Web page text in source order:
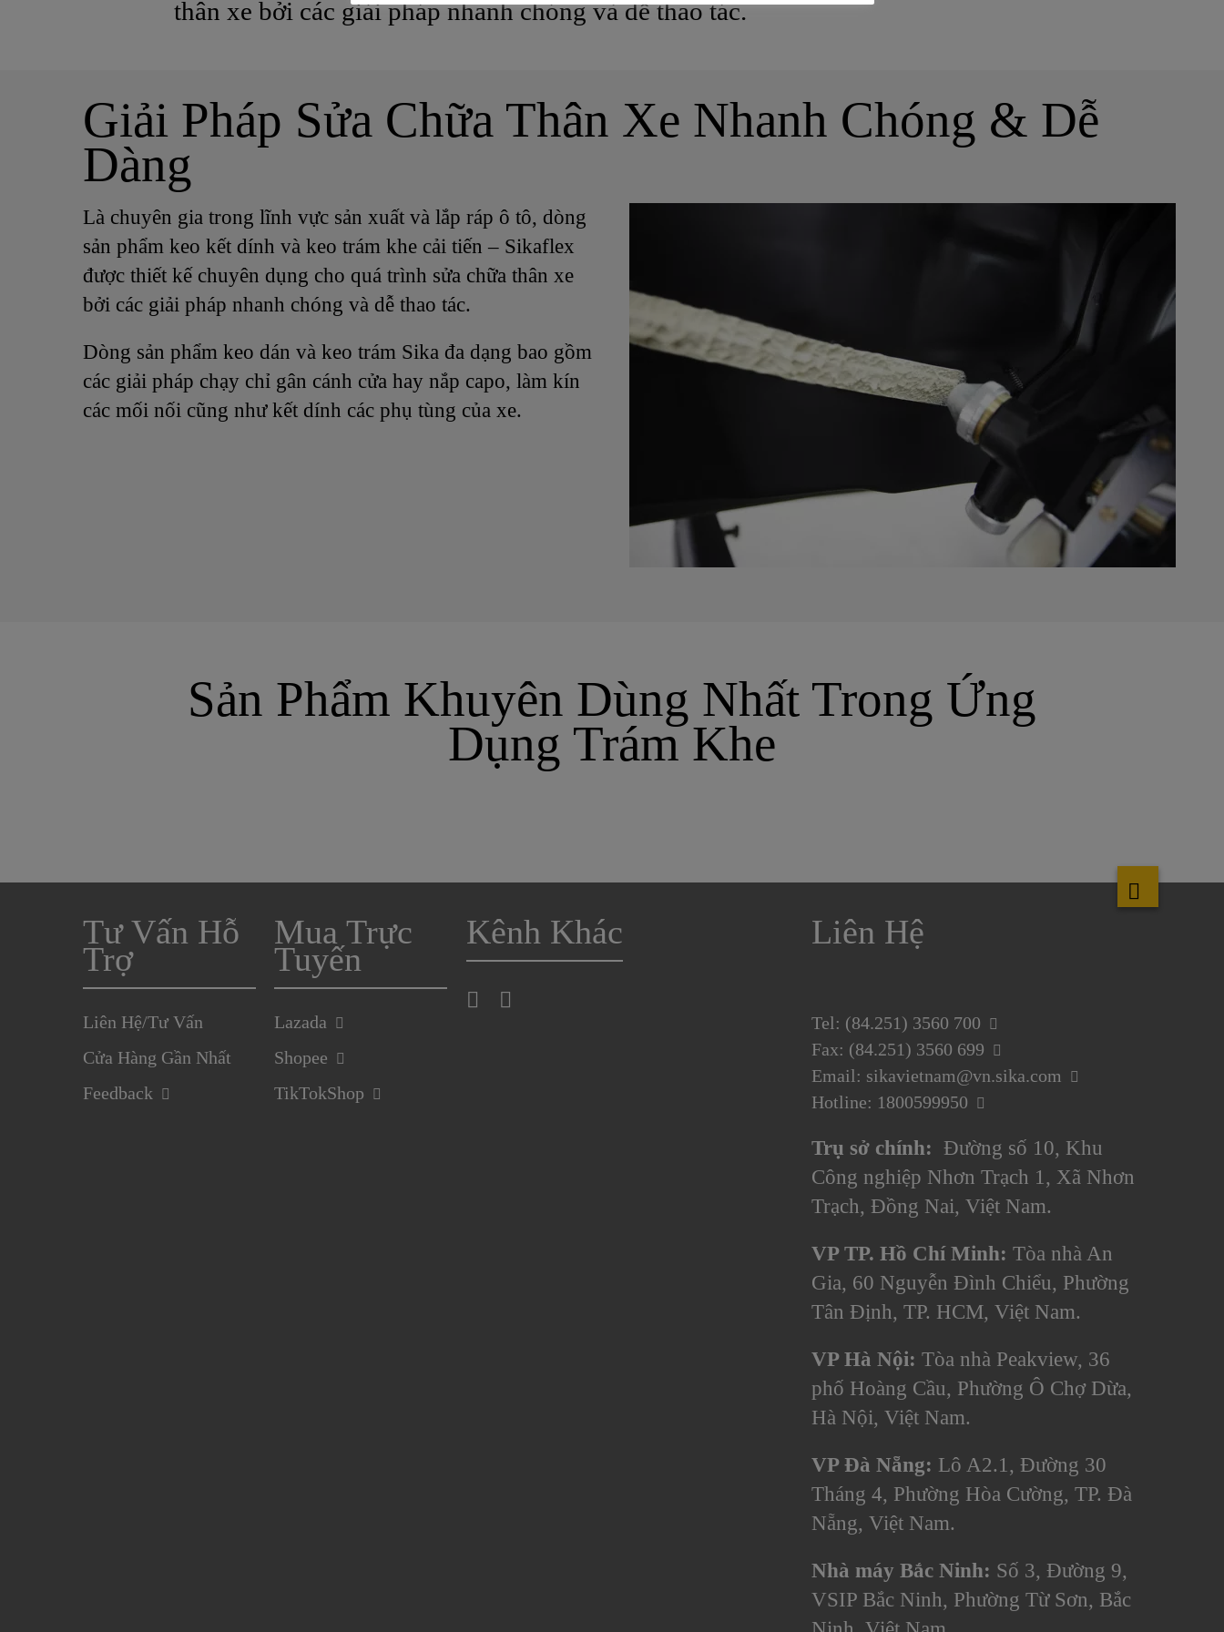
thân xe bởi các giải pháp nhanh chóng và dễ thao tác.
Giải Pháp Sửa Chữa Thân Xe Nhanh Chóng & Dễ
Dàng
Là chuyên gia trong lĩnh vực sản xuất và lắp ráp ô tô, dòng
sản phẩm keo kết dính và keo trám khe cải tiến – Sikaflex
được thiết kế chuyên dụng cho quá trình sửa chữa thân xe
bởi các giải pháp nhanh chóng và dễ thao tác.
Dòng sản phẩm keo dán và keo trám Sika đa dạng bao gồm
các giải pháp chạy chỉ gân cánh cửa hay nắp capo, làm kín
các mối nối cũng như kết dính các phụ tùng của xe.
Sản Phẩm Khuyên Dùng Nhất Trong Ứng
Dụng Trám Khe
Tư Vấn Hỗ
Trợ
Liên Hệ/Tư Vấn
Cửa Hàng Gần Nhất
Feedback
Mua Trực
Tuyến
Lazada
Shopee
TikTokShop
Kênh Khác Liên Hệ
Tel: (84.251) 3560 700
Fax: (84.251) 3560 699
Email: sikavietnam@vn.sika.com
Hotline: 1800599950
Trụ sở chính: Đường số 10, Khu
Công nghiệp Nhơn Trạch 1, Xã Nhơn
Trạch, Đồng Nai, Việt Nam.
VP TP. Hồ Chí Minh: Tòa nhà An
Gia, 60 Nguyễn Đình Chiểu, Phường
Tân Định, TP. HCM, Việt Nam.
VP Hà Nội: Tòa nhà Peakview, 36
phố Hoàng Cầu, Phường Ô Chợ Dừa,
Hà Nội, Việt Nam.
VP Đà Nẵng: Lô A2.1, Đường 30
Tháng 4, Phường Hòa Cường, TP. Đà
Nẵng, Việt Nam.
Nhà máy Bắc Ninh: Số 3, Đường 9,
VSIP Bắc Ninh, Phường Từ Sơn, Bắc